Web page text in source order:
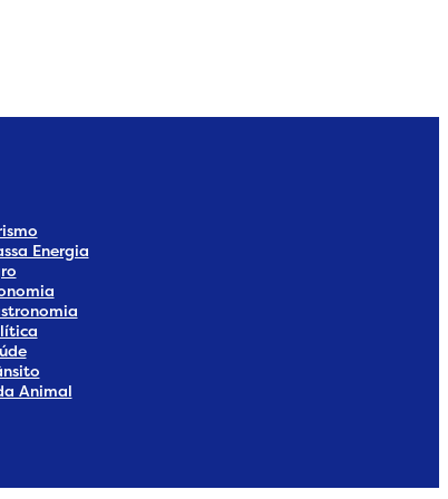
Energia
Animal